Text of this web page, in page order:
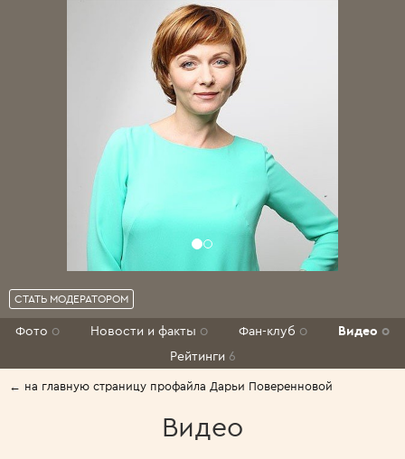
СТАТЬ МОДЕРАТОРОМ
Фото 0 Новости и факты 0 Фан-клуб 0 Видео 0
Рейтинги 6
← на главную страницу профайла Дарьи Поверенновой
Видео